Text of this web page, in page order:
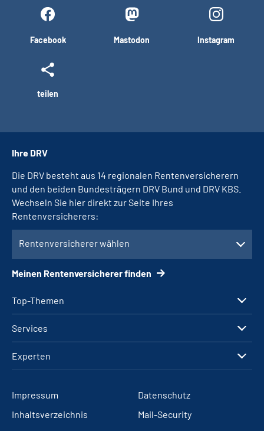
Facebook Mastodon Instagram
teilen
Top-Themen
Services
Experten
Ihre DRV
Die DRV besteht aus 14 regionalen Rentenversicherern
und den beiden Bundesträgern DRV Bund und DRV KBS.
Wechseln Sie hier direkt zur Seite Ihres
Rentenversicherers:
Rentenversicherer wählen
Meinen Rentenversicherer finden
Impressum
Datenschutz
Inhaltsverzeichnis
Mail-Security